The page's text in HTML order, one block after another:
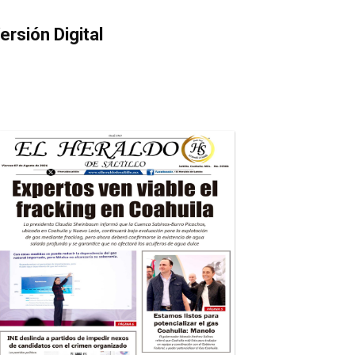
Digital